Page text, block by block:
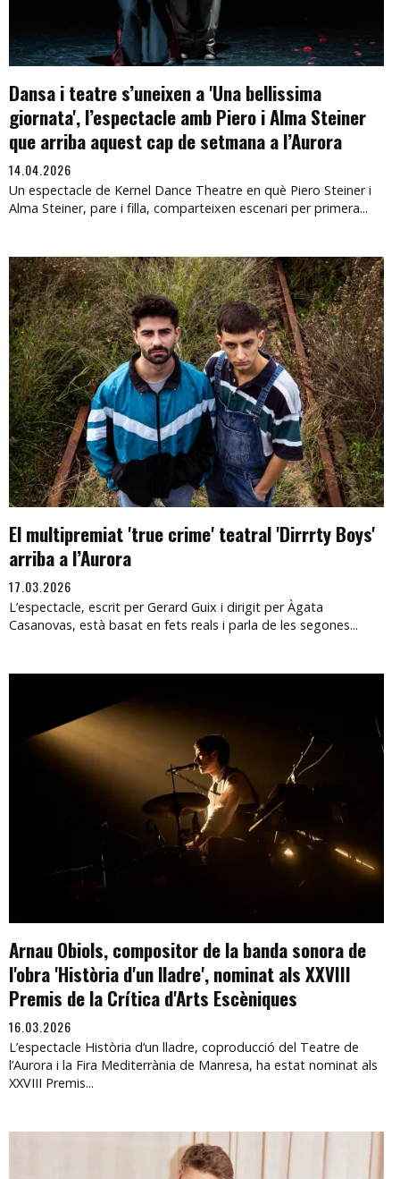
Dansa i teatre s’uneixen a 'Una bellissima
giornata', l’espectacle amb Piero i Alma Steiner
que arriba aquest cap de setmana a l’Aurora
14.04.2026
Un espectacle de Kernel Dance Theatre en què Piero Steiner i
Alma Steiner, pare i filla, comparteixen escenari per primera...
El multipremiat 'true crime' teatral 'Dirrrty Boys'
arriba a l’Aurora
17.03.2026
L’espectacle, escrit per Gerard Guix i dirigit per Àgata
Casanovas, està basat en fets reals i parla de les segones...
Arnau Obiols, compositor de la banda sonora de
l'obra 'Història d'un lladre', nominat als XXVIII
Premis de la Crítica d'Arts Escèniques
16.03.2026
L’espectacle Història d’un lladre, coproducció del Teatre de
l’Aurora i la Fira Mediterrània de Manresa, ha estat nominat als
XXVIII Premis...